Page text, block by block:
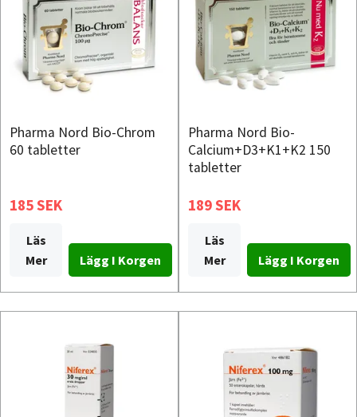
Pharma Nord Bio-Chrom
60 tabletter
185 SEK
Läs
Mer
Pharma Nord Bio-
Calcium+D3+K1+K2 150
tabletter
189 SEK
Läs
Mer